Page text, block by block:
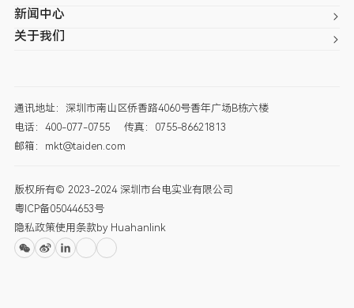
新闻中心
关于我们
通讯地址：深圳市南山区侨香路4060号香年广场B栋六楼
电话：400-077-0755
传真：0755-86621813
邮箱：mkt@taiden.com
版权所有© 2023-2024 深圳市台电实业有限公司
粤ICP备05044653号
隐私政策使用条款 by Huahanlink